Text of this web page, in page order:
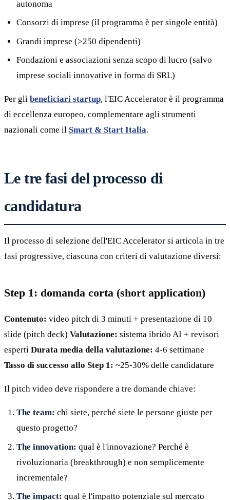
autonoma
Consorzi di imprese (il programma è per singole entità)
Grandi imprese (>250 dipendenti)
Fondazioni e associazioni senza scopo di lucro (salvo
imprese sociali innovative in forma di SRL)
Per gli beneficiari startup, l'EIC Accelerator è il programma
di eccellenza europeo, complementare agli strumenti
nazionali come il Smart & Start Italia.
Le tre fasi del processo di
candidatura
Il processo di selezione dell'EIC Accelerator si articola in tre
fasi progressive, ciascuna con criteri di valutazione diversi:
Step 1: domanda corta (short application)
Contenuto: video pitch di 3 minuti + presentazione di 10
slide (pitch deck) Valutazione: sistema ibrido AI + revisori
esperti Durata media della valutazione: 4-6 settimane
Tasso di successo allo Step 1: ~25-30% delle candidature
Il pitch video deve rispondere a tre domande chiave:
The team: chi siete, perché siete le persone giuste per
questo progetto?
The innovation: qual è l'innovazione? Perché è
rivoluzionaria (breakthrough) e non semplicemente
incrementale?
The impact: qual è l'impatto potenziale sul mercato